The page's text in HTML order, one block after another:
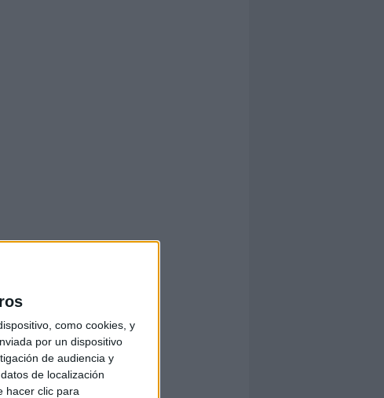
como cookies, y
por un dispositivo
de audiencia y
de localización
hacer clic para